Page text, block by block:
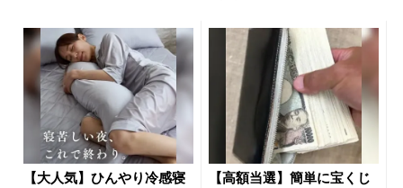
【大人気】ひんやり冷感寝
【高額当選】簡単に宝くじ